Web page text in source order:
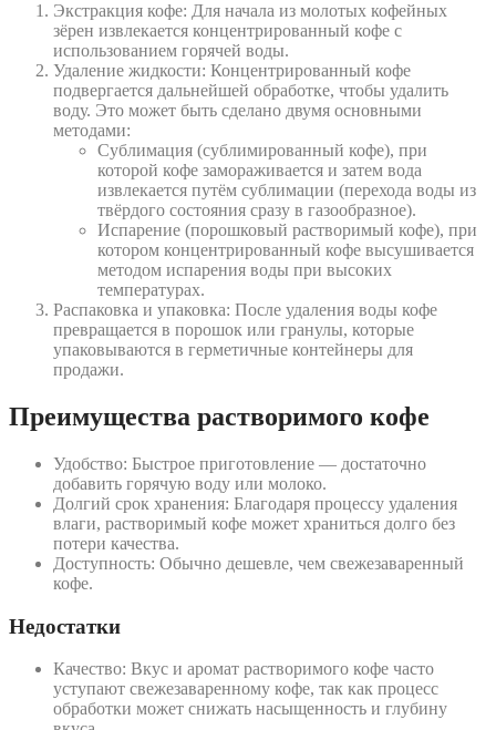
Экстракция кофе: Для начала из молотых кофейных
зёрен извлекается концентрированный кофе с
использованием горячей воды.
Удаление жидкости: Концентрированный кофе
подвергается дальнейшей обработке, чтобы удалить
воду. Это может быть сделано двумя основными
методами:
Сублимация (сублимированный кофе), при
которой кофе замораживается и затем вода
извлекается путём сублимации (перехода воды из
твёрдого состояния сразу в газообразное).
Испарение (порошковый растворимый кофе), при
котором концентрированный кофе высушивается
методом испарения воды при высоких
температурах.
Распаковка и упаковка: После удаления воды кофе
превращается в порошок или гранулы, которые
упаковываются в герметичные контейнеры для
продажи.
Преимущества растворимого кофе
Удобство: Быстрое приготовление — достаточно
добавить горячую воду или молоко.
Долгий срок хранения: Благодаря процессу удаления
влаги, растворимый кофе может храниться долго без
потери качества.
Доступность: Обычно дешевле, чем свежезаваренный
кофе.
Недостатки
Качество: Вкус и аромат растворимого кофе часто
уступают свежезаваренному кофе, так как процесс
обработки может снижать насыщенность и глубину